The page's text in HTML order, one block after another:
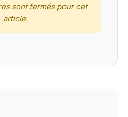
sont fermés pour cet
article.